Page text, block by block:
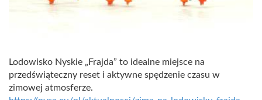
Lodowisko Nyskie „Frajda” to idealne miejsce na
przedświąteczny reset i aktywne spędzenie czasu w
zimowej atmosferze.